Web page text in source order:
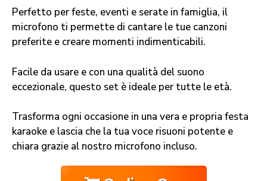
Perfetto per feste, eventi e serate in famiglia, il
microfono ti permette di cantare le tue canzoni
preferite e creare momenti indimenticabili.
Facile da usare e con una qualità del suono
eccezionale, questo set è ideale per tutte le età.
Trasforma ogni occasione in una vera e propria festa
karaoke e lascia che la tua voce risuoni potente e
chiara grazie al nostro microfono incluso.